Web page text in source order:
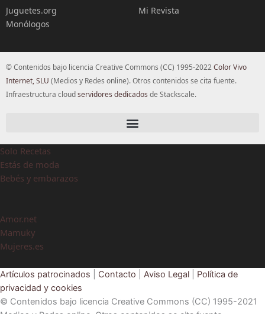
Juguetes.org
Monólogos
Mi Revista
© Contenidos bajo licencia Creative Commons (CC) 1995-2022Color Vivo
Internet, SLU (Medios y Redes online). Otros contenidos se cita fuente.
Infraestructura cloudservidores dedicados de Stackscale.
Solo Recetas
Estás de moda
Bebés y embarazos
Amor.net
Mamuky
Mujeres.es
Artículos patrocinados Contacto Aviso Legal
Política de
privacidad y cookies
© Contenidos bajo licencia Creative Commons (CC) 1995-2021